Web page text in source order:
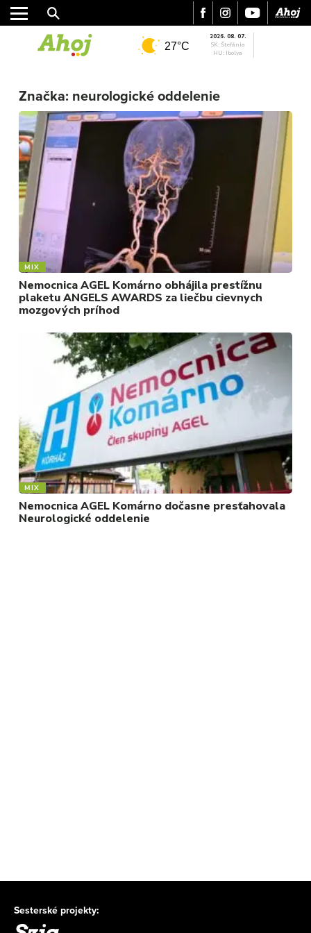
MESTO
REGIÓN
ŠPORT
KULTÚRA
FOTKY
VIDEO
MIX
27°C
2026. 08. 07.
SK: Štefánia
HU: Ibolya
Značka: neurologické oddelenie
MIX
Nemocnica AGEL Komárno obhájila prestížnu
plaketu ANGELS AWARDS za liečbu cievnych
mozgových príhod
MIX
Nemocnica AGEL Komárno dočasne presťahovala
Neurologické oddelenie
Sesterské projekty: